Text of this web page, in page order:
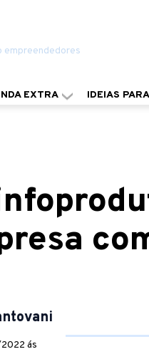
empreendedores
EXTRA IDEIAS
ás